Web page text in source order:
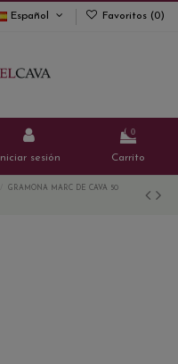
Español Favoritos (0)
Iniciar sesión
0
Carrito
GRAMONA MARC DE CAVA 50